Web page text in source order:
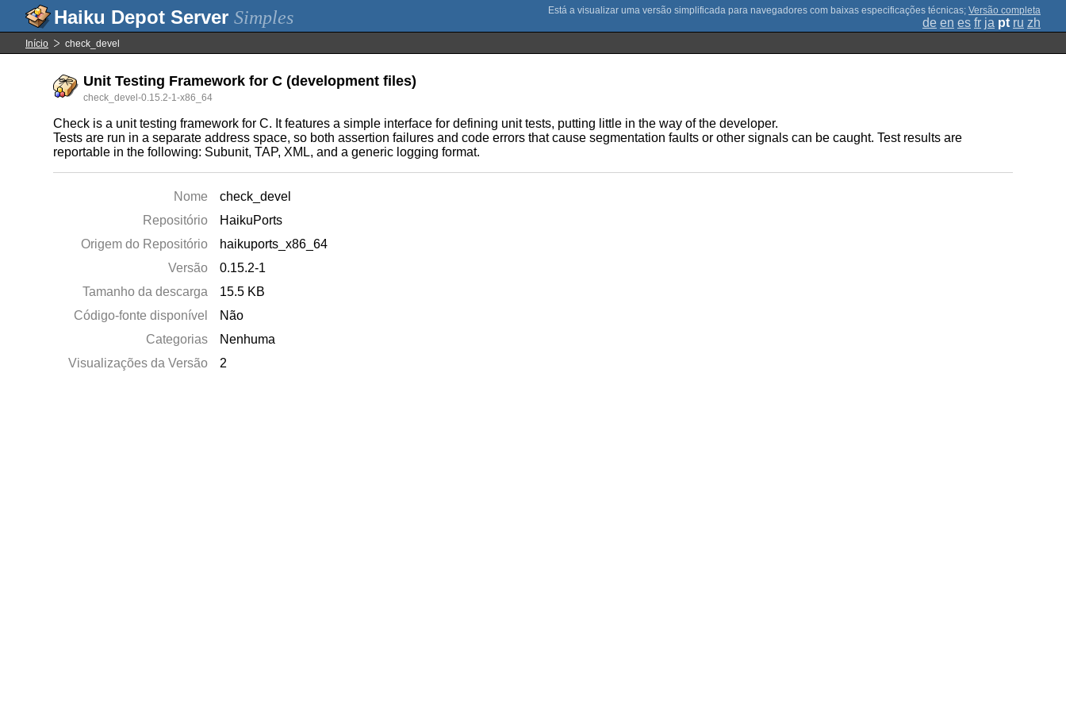
Simples ; Versão completa
de en es fr ja pt ru zh
Início check_devel
Unit Testing Framework for C (development files)
check_devel-0.15.2-1-x86_64
Check is a unit testing framework for C. It features a simple interface for defining unit tests, putting little in the way of the developer.
Tests are run in a separate address space, so both assertion failures and code errors that cause segmentation faults or other signals can be caught. Test results are
reportable in the following: Subunit, TAP, XML, and a generic logging format.
Nome
check_devel
Repositório
HaikuPorts
Origem do Repositório
haikuports_x86_64
Versão
0.15.2-1
Tamanho da descarga
15.5 KB
Código-fonte disponível
Não
Categorias
Nenhuma
Visualizações da Versão
2